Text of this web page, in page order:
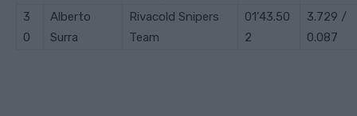
3
0
Alberto
Surra
Rivacold Snipers
Team
01’43.50
2
3.729 /
0.087